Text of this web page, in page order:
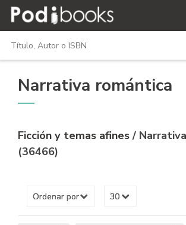
Narrativa romántica
Ficción y temas afines/
(36466)